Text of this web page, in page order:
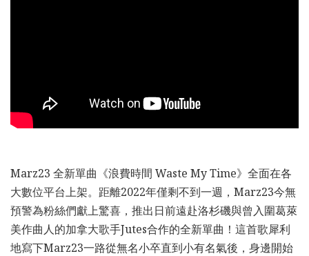
Marz23 全新單曲《浪費時間 Waste My Time》全面在各
大數位平台上架。距離2022年僅剩不到一週，Marz23今無
預警為粉絲們獻上驚喜，推出日前遠赴洛杉磯與曾入圍葛萊
美作曲人的加拿大歌手Jutes合作的全新單曲！這首歌犀利
地寫下Marz23一路從無名小卒直到小有名氣後，身邊開始